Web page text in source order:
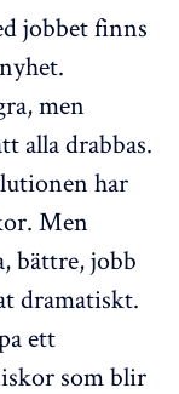
jobbet finns
men
alla drabbas.
har
Men
bättre, jobb
dramatiskt.
ett
som blir